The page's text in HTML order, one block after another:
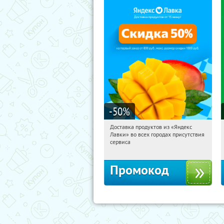
-50%
15:37:10 Получили:
Россия
Доставка продуктов из «Яндекс
Лавки» во всех городах присутствия
сервиса
Промокод